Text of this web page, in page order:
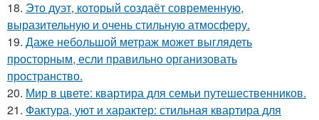
18. Это дуэт, который создаёт современную,
выразительную и очень стильную атмосферу.
19. Даже небольшой метраж может выглядеть
просторным, если правильно организовать
пространство.
20. Мир в цвете: квартира для семьи путешественников.
21. Фактура, уют и характер: стильная квартира для